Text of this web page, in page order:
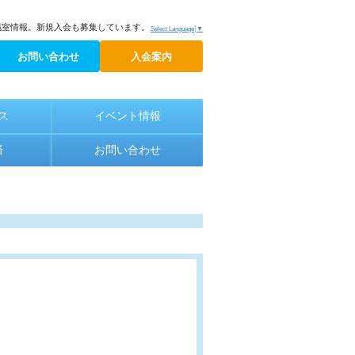
Select Language ▼
情報。新規入会も募集しています。
お問い合わせ 入会案内
イベント情報
お問い合わせ